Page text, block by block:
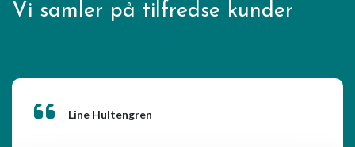
Vi samler på tilfredse kunder
Line Hultengren